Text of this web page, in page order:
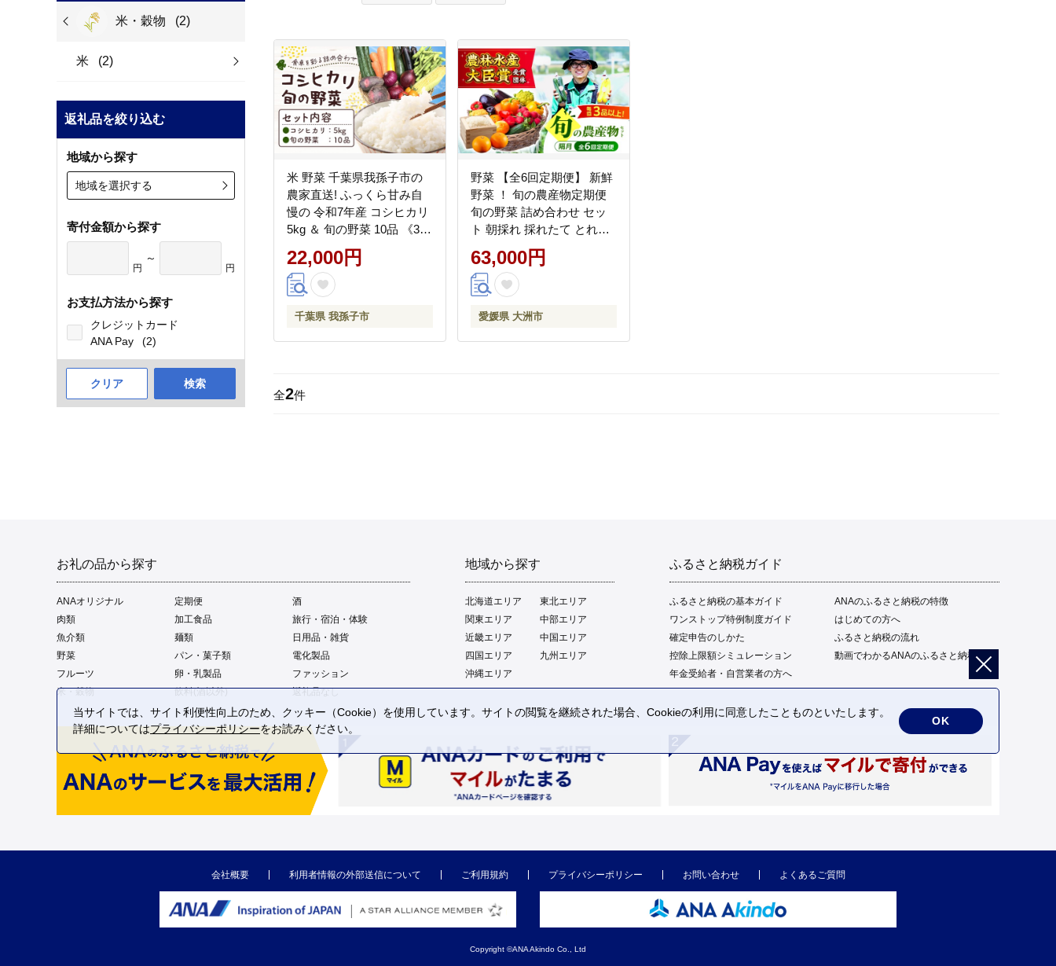
米・穀物 (2)
米 (2)
返礼品を絞り込む
地域から探す
地域を選択する
寄付金額から探す
円
～
円
お支払方法から探す
クレジットカード
ANA Pay
(2)
クリア 検索
米 野菜 千葉県我孫子市の
農家直送! ふっくら甘み自
慢の 令和7年産 コシヒカリ
5kg ＆ 旬の野菜 10品 《30
日以内に出荷予定(土日祝除
く)》 ベジLIFE!! 【配送不
可地域あり】（沖縄・離
島） 精米 米 白米 ごはん お
米 国産 コメ 野菜 トマト キ
22,000円
千葉県 我孫子市
野菜 【全6回定期便】 新鮮
野菜 ！ 旬の農産物定期便
旬の野菜 詰め合わせ セッ
ト 朝採れ 採れたて とれた
て 美味しい おいしい 料理
食材 サラダ 煮物 炒め物 愛
媛県大洲市/大洲市青年農業
者協議会 [AGBL001] 定期便
野菜 野菜セット旬 やさい
63,000円
愛媛県 大洲市
全2件
お礼の品から探す
ANAオリジナル 定期便
酒
肉類
加工食品
旅行・宿泊・体験
魚介類
麺類
日用品・雑貨
野菜
パン・菓子類
電化製品
フルーツ
卵・乳製品
ファッション
米・穀物
飲料(酒以外) 返礼品なし
地域から探す
北海道エリア
東北エリア
関東エリア
中部エリア
近畿エリア
中国エリア
四国エリア
九州エリア
沖縄エリア
ふるさと納税ガイド
ふるさと納税の基本ガイド
ANAのふるさと納税の特徴
ワンストップ特例制度ガイド
はじめての方へ
確定申告のしかた
ふるさと納税の流れ
控除上限額シミュレーション
動画でわかるANAのふるさと納税
年金受給者・自営業者の方へ
会社概要 利用者情報の外部送信について ご利用規約 プライバシーポリシー お問い合わせ よくあるご質問
Copyright ©ANA Akindo Co., Ltd
当サイトでは、サイト利便性向上のため、クッキー（Cookie）を使用しています。サイトの閲覧を継続された場合、Cookieの利用に同意したことものといたします。
詳細についてはプライバシーポリシーをお読みください。
OK